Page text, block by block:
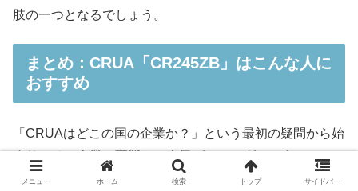
肢の一つとなるでしょう。
まとめ：CRUA「CR245ZB」はこんな人に
おすすめ
「CRUAはどこの国の企業か？」という最初の疑問から始
まり、その企業の実態と、人気ゲーミングモニター
「CR245ZB」の性能を深く掘り下げてきました。CRUA
メニュー ホーム 検索 トップ サイドバー